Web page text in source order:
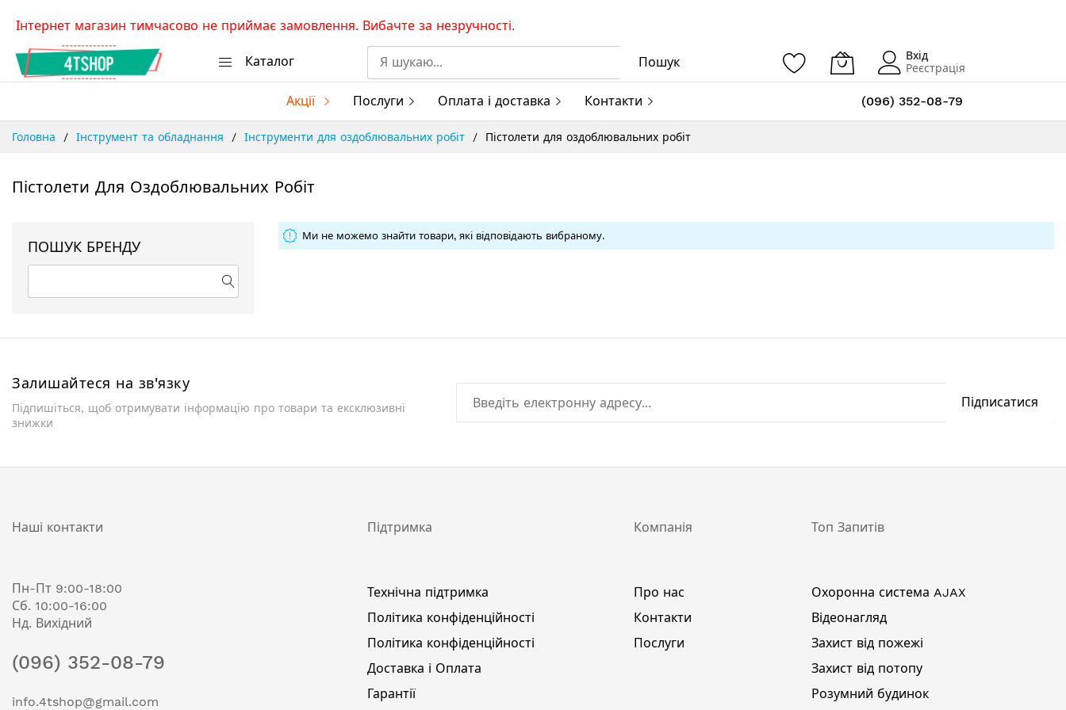
Skip
Content
Інтернет магазин тимчасово не приймає замовлення. Вибачте за незручності.
Каталог Пошук
Вхід
Реєстрація
Акції Послуги Оплата і доставка Контакти (096) 352-08-79
Головна Інструмент та обладнання Інструменти для оздоблювальних робіт Пістолети для оздоблювальних робіт
Пістолети Для Оздоблювальних Робіт
Ми не можемо знайти товари, які відповідають вибраному.
ПОШУК БРЕНДУ
Залишайтеся на зв'язку
Підпишіться, щоб отримувати інформацію про товари та ексклюзивні
знижки
Підписатися
Наші контакти
Пн-Пт 9:00-18:00
Сб. 10:00-16:00
Нд. Вихідний
(096) 352-08-79
info.4tshop@gmail.com
Підтримка
Технічна підтримка
Політика конфіденційності
Політика конфіденційності
Доставка і Оплата
Гарантії
Компанія
Про нас
Контакти
Послуги
Топ Запитів
Охоронна система AJAX
Відеонагляд
Захист від пожежі
Захист від потопу
Розумний будинок